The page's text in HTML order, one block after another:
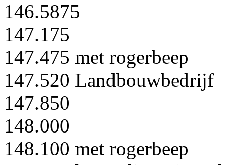
146.5875
147.175
147.475 met rogerbeep
147.520 Landbouwbedrijf
147.850
148.000
148.100 met rogerbeep